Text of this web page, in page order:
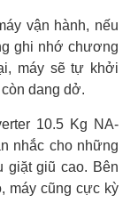
vận hành, nếu
ghi nhớ chương
máy sẽ tự khởi
dang dở.
10.5 Kg NA-
nhắc cho những
giặt giũ cao. Bên
máy cũng cực kỳ